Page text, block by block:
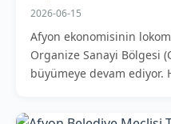
2026-06-15
Afyon ekonomisinin
Organize Sanayi Bölgesi
büyümeye devam ediyor.